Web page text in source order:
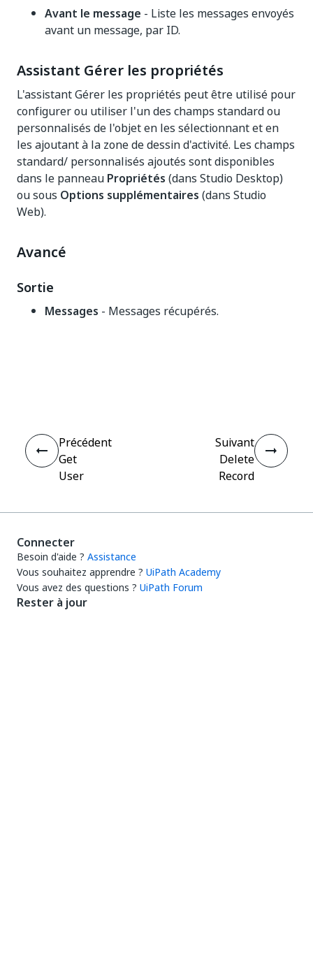
Avant le message - Liste les messages envoyés
avant un message, par ID.
Assistant Gérer les propriétés
L'assistant Gérer les propriétés peut être utilisé pour
configurer ou utiliser l'un des champs standard ou
personnalisés de l'objet en les sélectionnant et en
les ajoutant à la zone de dessin d'activité. Les champs
standard/ personnalisés ajoutés sont disponibles
dans le panneau Propriétés (dans Studio Desktop)
ou sous Options supplémentaires (dans Studio
Web).
Avancé
Sortie
Messages - Messages récupérés.
Précédent
Get
User
Suivant
Delete
Record
Connecter
Besoin d'aide ? Assistance
Vous souhaitez apprendre ? UiPath Academy
Vous avez des questions ? UiPath Forum
Rester à jour